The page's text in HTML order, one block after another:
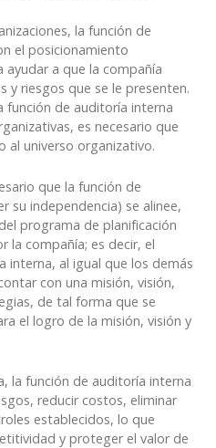
la función de
el posicionamiento
a que la compañía
y riesgos que se le presenten.
función de auditoría interna
es necesario que
al universo organizativo.
que la función de
su independencia) se alinee,
programa de planificación
la compañía; es decir, el
al igual que los demás
con una misión, visión,
de tal forma que se
el logro de la misión, visión y
la función de auditoría interna
reducir costos, eliminar
establecidos, lo que
y proteger el valor de